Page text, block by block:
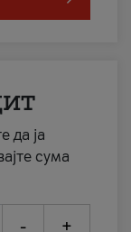
да ја
сума
- +